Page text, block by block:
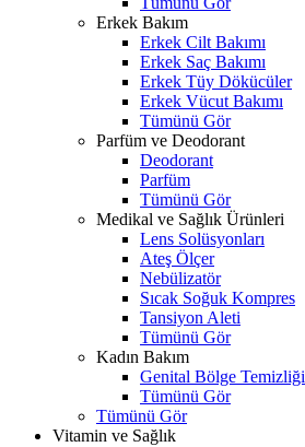
Erkek Bakım
Erkek Cilt Bakımı
Erkek Saç Bakımı
Erkek Tüy Dökücüler
Erkek Vücut Bakımı
Tümünü Gör
Parfüm ve Deodorant
Deodorant
Parfüm
Tümünü Gör
Medikal ve Sağlık Ürünleri
Lens Solüsyonları
Ateş Ölçer
Nebülizatör
Sıcak Soğuk Kompres
Tansiyon Aleti
Tümünü Gör
Kadın Bakım
Genital Bölge Temizliği
Tümünü Gör
Tümünü Gör
Vitamin ve Sağlık